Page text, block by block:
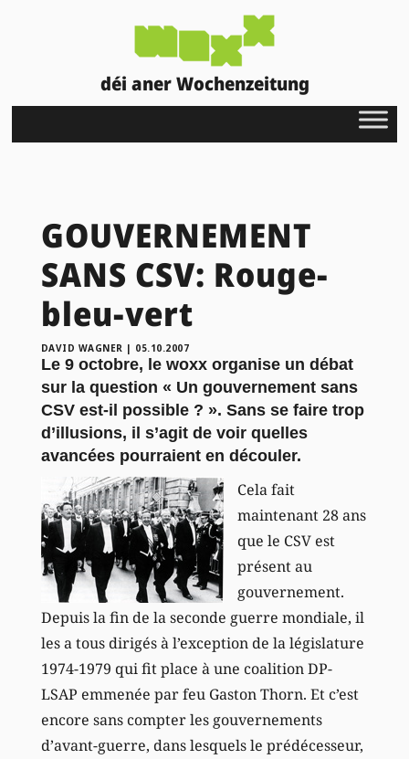
déi aner Wochenzeitung
GOUVERNEMENT
SANS CSV: Rouge-
bleu-vert
DAVID WAGNER | 05.10.2007
Le 9 octobre, le woxx organise un débat
sur la question « Un gouvernement sans
CSV est-il possible ? ». Sans se faire trop
d’illusions, il s’agit de voir quelles
avancées pourraient en découler.
Cela fait
maintenant 28 ans
que le CSV est
présent au
gouvernement.
Depuis la fin de la seconde guerre mondiale, il
les a tous dirigés à l’exception de la législature
1974-1979 qui fit place à une coalition DP-
LSAP emmenée par feu Gaston Thorn. Et c’est
encore sans compter les gouvernements
d’avant-guerre, dans lesquels le prédécesseur,